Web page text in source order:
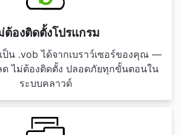
ต้องติดตั้งโปรแกรม
ป็น .vob ได้จากเบราว์เซอร์ของคุณ —
ด ไม่ต้องติดตั้ง ปลอดภัยทุกขั้นตอนใน
ระบบคลาวด์